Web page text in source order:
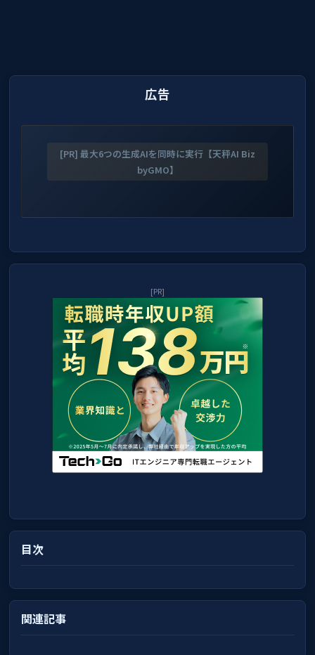
広告
[PR] 最大6つの生成AIを同時に実行【天秤AI Biz
byGMO】
[PR]
目次
関連記事